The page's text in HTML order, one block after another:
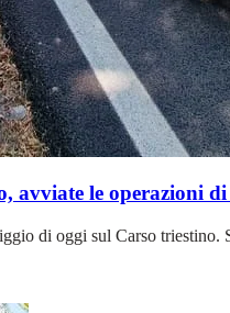
avviate le operazioni
di oggi sul Carso